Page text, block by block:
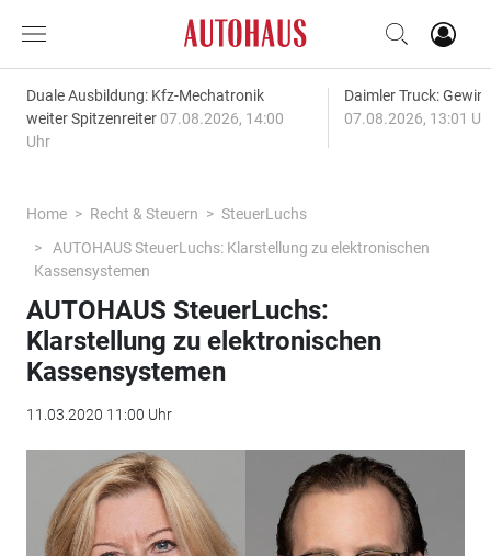
Duale Ausbildung: Kfz-Mechatronik
weiter Spitzenreiter 07.08.2026, 14:00
Uhr
Daimler Truck:
07.08.2026, 13:01
Home Recht & Steuern
SteuerLuchs
AUTOHAUS SteuerLuchs: Klarstellung zu elektronischen
Kassensystemen
AUTOHAUS SteuerLuchs:
Klarstellung zu elektronischen
Kassensystemen
11.03.2020 11:00 Uhr